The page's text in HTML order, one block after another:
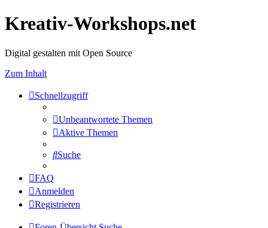
Kreativ-Workshops.net
Digital gestalten mit Open Source
Zum Inhalt
Schnellzugriff
Unbeantwortete Themen
Aktive Themen
Suche
FAQ
Anmelden
Registrieren